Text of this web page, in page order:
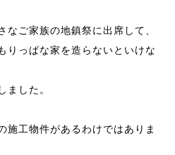
なご家族の地鎮祭に出席して、
りっぱな家を造らないといけな
ました。
施工物件があるわけではありま